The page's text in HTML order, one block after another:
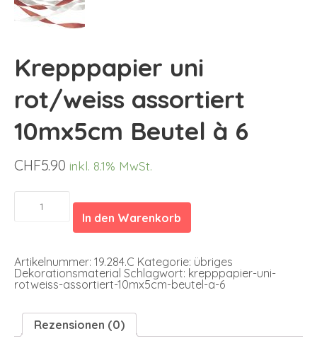
Krepppapier uni
rot/weiss assortiert
10mx5cm Beutel à 6
CHF5.90 inkl. 8.1% MwSt.
Krepppapier
rot/weiss
à
6
Menge
In den Warenkorb
Artikelnummer: 19.284.C Kategorie: übriges
Dekorationsmaterial Schlagwort: krepppapier-uni-
rotweiss-assortiert-10mx5cm-beutel-a-6
Rezensionen (0)